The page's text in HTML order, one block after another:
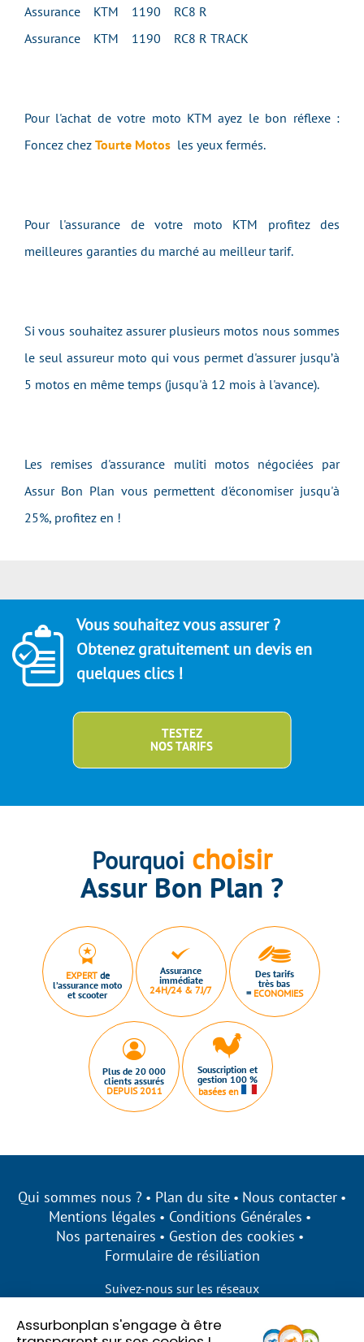
Assurbonplan s'engage à être
Assurance KTM 1190 RC8 R
Assurance KTM 1190 RC8 R TRACK
Pour l'achat de votre moto KTM ayez le bon réflexe :
Foncez chez Tourte Motos les yeux fermés.
Pour l'assurance de votre moto KTM profitez des
meilleures garanties du marché au meilleur tarif.
Si vous souhaitez assurer plusieurs motos nous sommes
le seul assureur moto qui vous permet d'assurer jusqu’à
5 motos en même temps (jusqu'à 12 mois à l'avance).
Les remises d'assurance muliti motos négociées par
Assur Bon Plan vous permettent d'économiser jusqu'à
25%, profitez en !
Vous souhaitez vous assurer ?
Obtenez gratuitement un devis en
quelques clics !
TESTEZ
NOS TARIFS
Pourquoi choisir
Assur Bon Plan ?
EXPERTde
l’assurance moto
et scooter
Assurance
immédiate
24H/24 & 7J/7
Des tarifs
très bas
= ECONOMIES
Plus de 20 000
clients assurés
DEPUIS 2011
Souscription et
gestion 100 %
basées en
Qui sommes nous ? Plan du site
Nous contacter
Mentions légales
Conditions Générales
Nos partenaires
Gestion des cookies
Formulaire de résiliation
Suivez-nous sur les réseaux